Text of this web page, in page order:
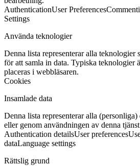
AuthenticationUser Preferences
Settings
Använda teknologier
Denna lista representerar alla teknologier
för att samla in data. Typiska teknologier
placeras i webbläsaren.
Cookies
Insamlade data
Denna lista representerar alla (personliga)
eller genom användningen av denna
Authentication detailsUser preferences
dataLanguage settings
Rättslig grund